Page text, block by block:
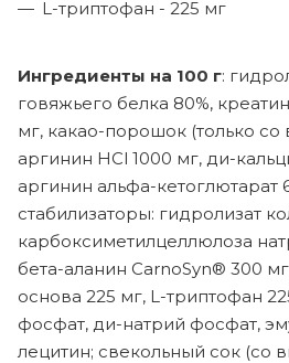
L-триптофан - 225 мг
Ингредиенты на 100 г:
говяжьего белка 80%,
мг, какао-порошок (только
аргинин HCl 1000 мг, ди-
аргинин альфа-кетоглютарат
стабилизаторы: гидролизат
карбоксиметилцеллюлоза
бета-аланин CarnoSyn® 300
основа 225 мг, L-триптофан
фосфат, ди-натрий фосфат,
лецитин; свекольный сок (со